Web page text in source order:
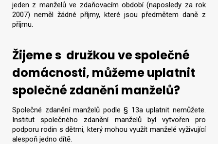
jeden z manželů ve zdaňovacím období (naposledy za rok
2007) neměl žádné příjmy, které jsou předmětem daně z
příjmu.
Žijeme s družkou ve společné
domácnosti, můžeme uplatnit
společné zdanění manželů?
Společné zdanění manželů podle § 13a uplatnit nemůžete.
Institut společného zdanění manželů byl vytvořen pro
podporu rodin s dětmi, který mohou využít manželé vyživující
alespoň jedno dítě.